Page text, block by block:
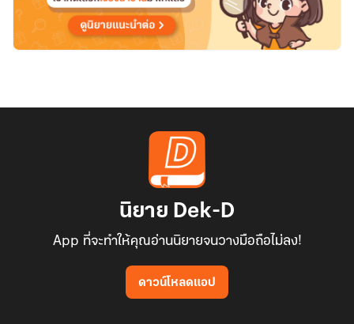
นิยาย Dek-D
App ที่จะทำให้คุณอ่านนิยายจนวางมือถือไม่ลง!
ดาวน์โหลดแอป